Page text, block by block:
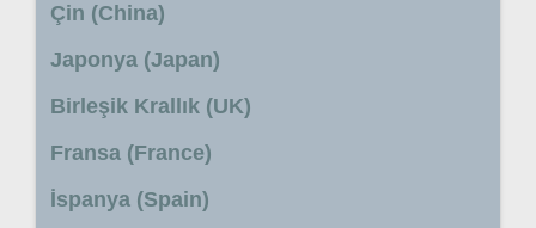
Çin (China)
Japonya (Japan)
Birleşik Krallık (UK)
Fransa (France)
İspanya (Spain)